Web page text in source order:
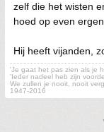
zelf die het wisten
hoed op even
Hij heeft vijanden,
'Je gaat het pas zien als je
'Ieder nadeel heb zijn
We zullen je nooit, nooit
1947-2016